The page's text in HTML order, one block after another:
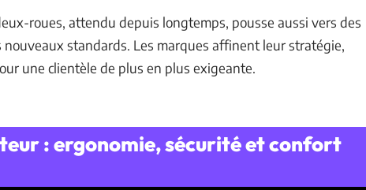
roues, attendu depuis longtemps, pousse aussi vers des
nouveaux standards. Les marques affinent leur stratégie,
une clientèle de plus en plus exigeante.
: ergonomie, sécurité et confort